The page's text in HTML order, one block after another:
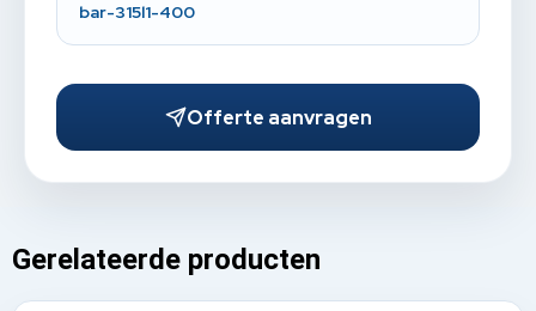
bar-315l1-400
Offerte aanvragen
Gerelateerde producten